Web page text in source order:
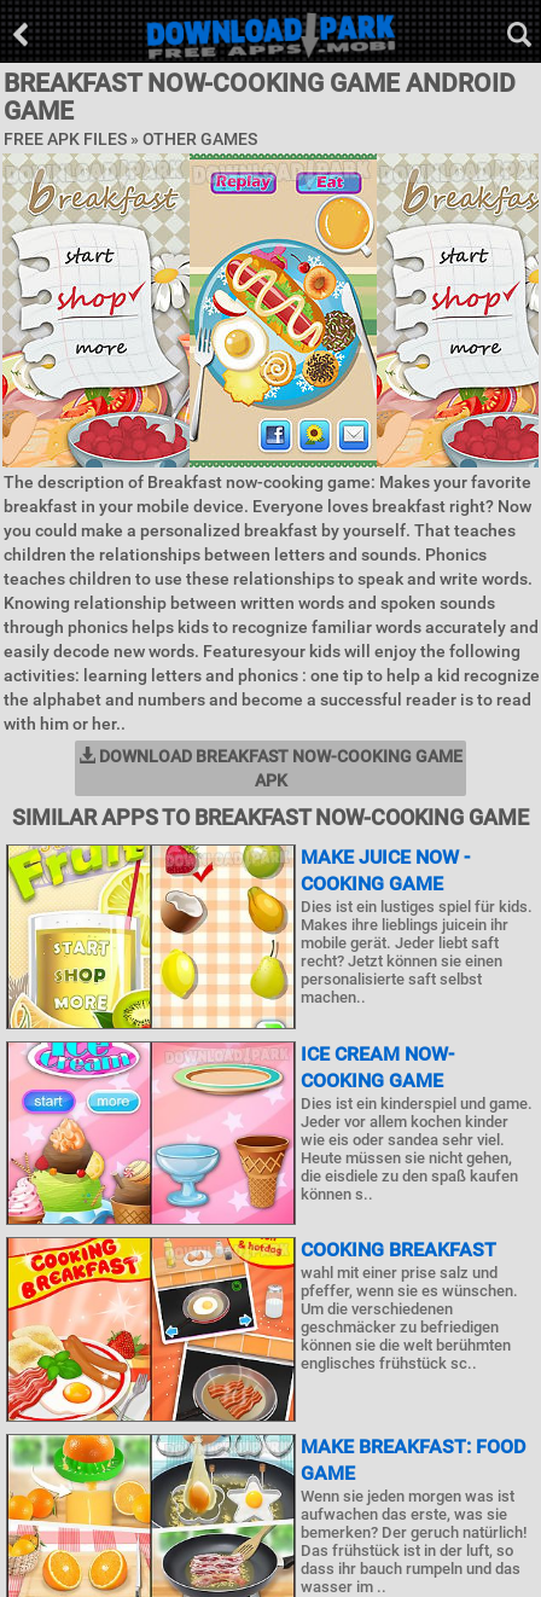
BREAKFAST NOW-COOKING GAME ANDROID
GAME
FREE APK FILES » OTHER GAMES
The description of Breakfast now-cooking game: Makes your favorite
breakfast in your mobile device. Everyone loves breakfast right? Now
you could make a personalized breakfast by yourself. That teaches
children the relationships between letters and sounds. Phonics
teaches children to use these relationships to speak and write words.
Knowing relationship between written words and spoken sounds
through phonics helps kids to recognize familiar words accurately and
easily decode new words. Featuresyour kids will enjoy the following
activities: learning letters and phonics : one tip to help a kid recognize
the alphabet and numbers and become a successful reader is to read
with him or her..
DOWNLOAD BREAKFAST NOW-COOKING GAME
APK
SIMILAR APPS TO BREAKFAST NOW-COOKING GAME
MAKE JUICE NOW -
COOKING GAME
Dies ist ein lustiges spiel für kids.
Makes ihre lieblings juicein ihr
mobile gerät. Jeder liebt saft
recht? Jetzt können sie einen
personalisierte saft selbst
machen..
ICE CREAM NOW-
COOKING GAME
Dies ist ein kinderspiel und game.
Jeder vor allem kochen kinder
wie eis oder sandea sehr viel.
Heute müssen sie nicht gehen,
die eisdiele zu den spaß kaufen
können s..
COOKING BREAKFAST
wahl mit einer prise salz und
pfeffer, wenn sie es wünschen.
Um die verschiedenen
geschmäcker zu befriedigen
können sie die welt berühmten
englisches frühstück sc..
MAKE BREAKFAST: FOOD
GAME
Wenn sie jeden morgen was ist
aufwachen das erste, was sie
bemerken? Der geruch natürlich!
Das frühstück ist in der luft, so
dass ihr bauch rumpeln und das
wasser im ..